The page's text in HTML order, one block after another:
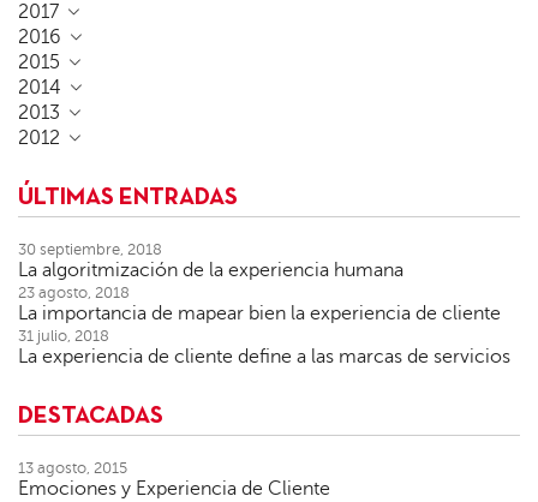
2017
2016
2015
2014
2013
2012
ÚLTIMAS ENTRADAS
30 septiembre, 2018
La algoritmización de la experiencia humana
23 agosto, 2018
La importancia de mapear bien la experiencia de cliente
31 julio, 2018
La experiencia de cliente define a las marcas de servicios
DESTACADAS
13 agosto, 2015
Emociones y Experiencia de Cliente